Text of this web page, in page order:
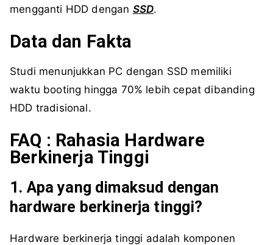
mengganti HDD dengan SSD.
Data dan Fakta
Studi menunjukkan PC dengan SSD memiliki
waktu booting hingga 70% lebih cepat dibanding
HDD tradisional.
FAQ : Rahasia Hardware
Berkinerja Tinggi
1. Apa yang dimaksud dengan
hardware berkinerja tinggi?
Hardware berkinerja tinggi adalah komponen